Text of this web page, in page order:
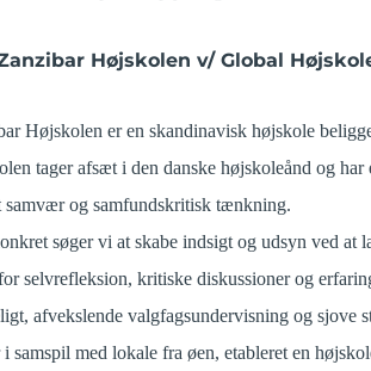
Højskolen v/ Global
Højskolen er en skandinavisk højskole
tager afsæt i den danske højskoleånd og
samvær og samfundskritisk tænkning.
søger vi at skabe indsigt og udsyn ved at
selvrefleksion, kritiske diskussioner og
afvekslende valgfagsundervisning og sjove
samspil med lokale fra øen, etableret en